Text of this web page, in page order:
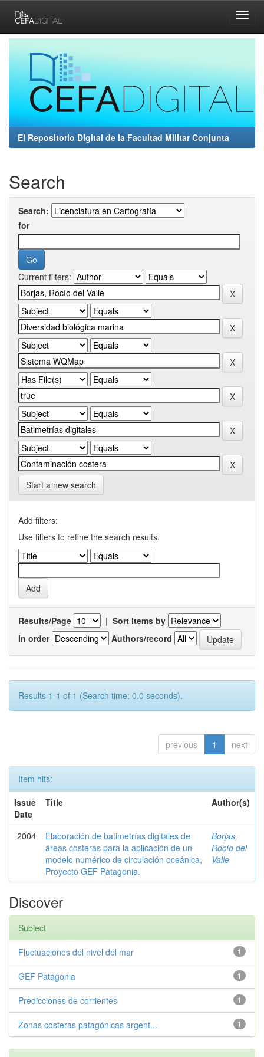
navigation
El Repositorio Digital de la Facultad Militar Conjunta
Search
Search:
for
Current filters:
Start a new search
Add filters:
Use filters to refine the search results.
Results/Page | Sort items by
In order
Authors/record
Results 1-1 of 1 (Search time: 0.0 seconds).
previous 1 next
Item hits:
Issue
Date
Title Author(s)
2004
Elaboración de batimetrías digitales de
áreas costeras para la aplicación de un
modelo numérico de circulación oceánica,
Proyecto GEF Patagonia.
Borjas,
Rocío del
Valle
Discover
Subject
1
Fluctuaciones del nivel del mar
1
GEF Patagonia
1
Predicciones de corrientes
1
Zonas costeras patagónicas argent...